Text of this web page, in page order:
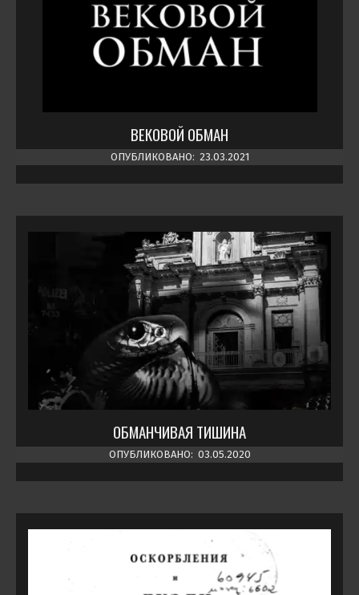
ВЕКОВОЙ ОБМАН
ОПУБЛИКОВАНО: 23.03.2021
ОБМАНЧИВАЯ ТИШИНА
ОПУБЛИКОВАНО: 03.05.2020